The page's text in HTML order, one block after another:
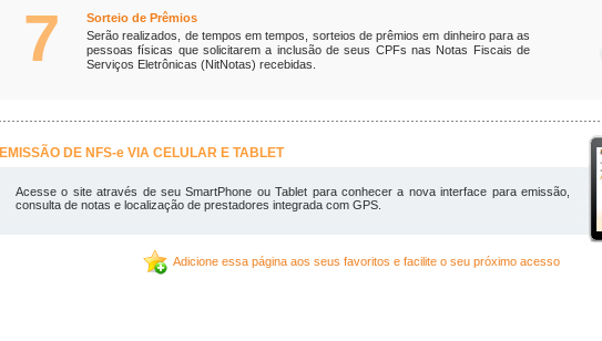
7
Sorteio de Prêmios
Serão realizados, de tempos em tempos, sorteios de prêmios em dinheiro para as
pessoas físicas que solicitarem a inclusão de seus CPFs nas Notas Fiscais de
Serviços Eletrônicas (NitNotas) recebidas.
EMISSÃO DE NFS-e VIA CELULAR E TABLET
Acesse o site através de seu SmartPhone ou Tablet para conhecer a nova interface para emissão,
consulta de notas e localização de prestadores integrada com GPS.
Adicione essa página aos seus favoritos e facilite o seu próximo acesso